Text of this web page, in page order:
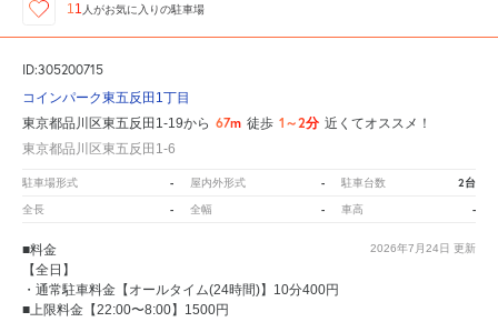
11 人がお気に入りの駐車場
ID:305200715
コインパーク東五反田1丁目
東京都品川区東五反田1-19から 67m 徒歩 1～2分 近くてオススメ！
東京都品川区東五反田1-6
駐車場形式 - 屋内外形式 - 駐車台数 2台
全長 - 全幅 - 車高 -
2026年7月24日 更新
■料金
【全日】
・通常駐車料金【オールタイム(24時間)】10分400円
■上限料金【22:00〜8:00】1500円